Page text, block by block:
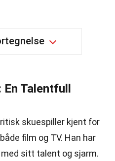
Talentfull
skuespiller kjent for
film og TV. Han har
sitt talent og sjarm.